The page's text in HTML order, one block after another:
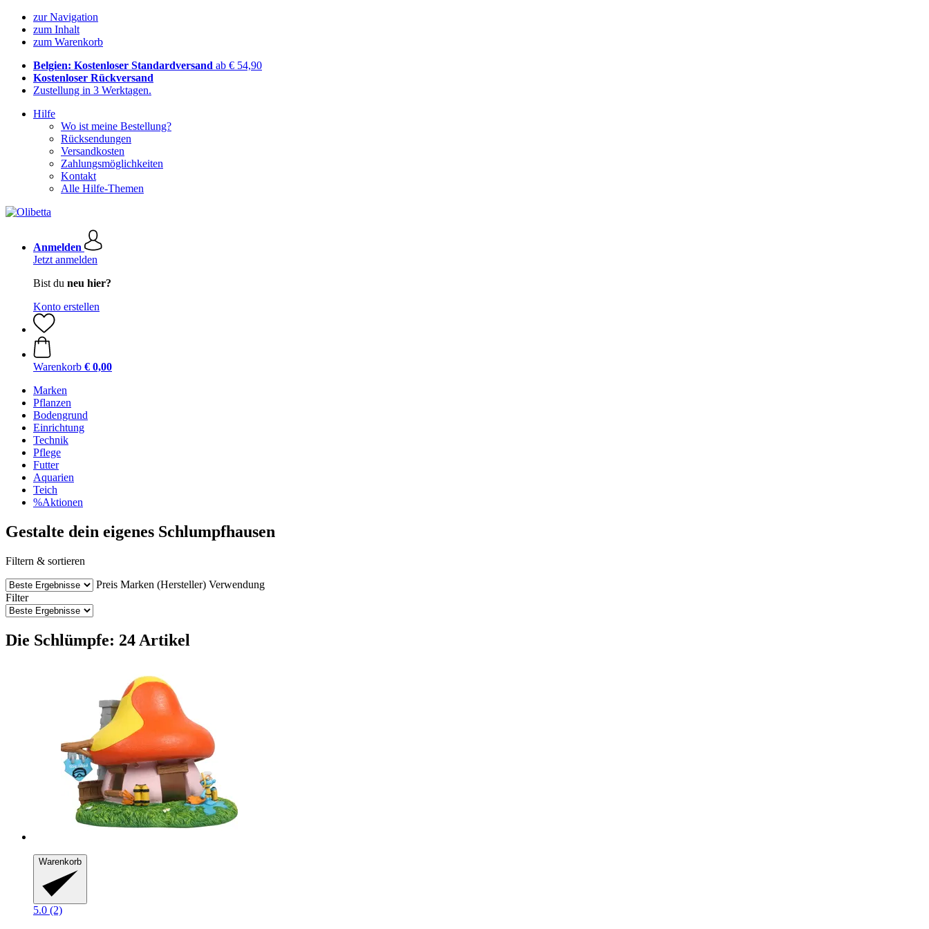
zur Navigation
zum Inhalt
zum Warenkorb
Belgien: Kostenloser Standardversand ab € 54,90
Kostenloser Rückversand
Zustellung in 3 Werktagen.
Hilfe
Wo ist meine Bestellung?
Rücksendungen
Versandkosten
Zahlungsmöglichkeiten
Kontakt
Alle Hilfe-Themen
Anmelden
Jetzt anmelden
Bist du neu hier?
Konto erstellen
Warenkorb € 0,00
Marken
Pflanzen
Bodengrund
Einrichtung
Technik
Pflege
Futter
Aquarien
Teich
%Aktionen
Gestalte dein eigenes Schlumpfhausen
Filtern & sortieren
Preis Marken (Hersteller) Verwendung
Filter
Die Schlümpfe: 24 Artikel
Warenkorb
5.0 (2)